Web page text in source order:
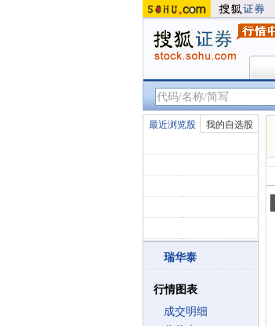
最近浏览股 我的自选股
瑞华泰
行情图表
成交明细